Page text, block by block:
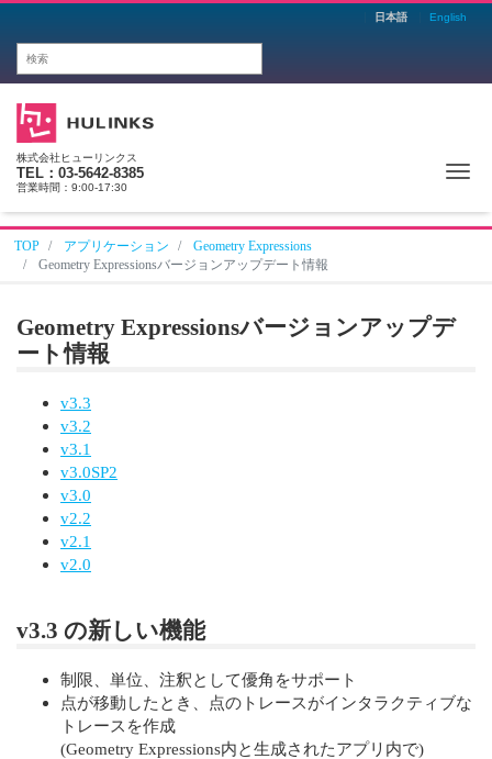
日本語 English
株式会社ヒューリンクス
TEL：03-5642-8385
営業時間：9:00-17:30
TOP アプリケーション
Geometry Expressions
Geometry Expressionsバージョンアップデート情報
Geometry Expressionsバージョンアップデ
ート情報
v3.3
v3.2
v3.1
v3.0SP2
v3.0
v2.2
v2.1
v2.0
v3.3 の新しい機能
制限、単位、注釈として優角をサポート
点が移動したとき、点のトレースがインタラクティブな
トレースを作成
(Geometry Expressions内と生成されたアプリ内で)